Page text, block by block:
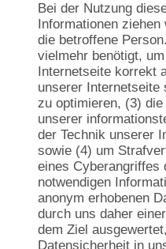
Bei der Nutzung
Informationen
die betroffene
vielmehr benötigt,
Internetseite korrekt
unserer Internetseite
zu optimieren, (3)
unserer
der Technik unserer
sowie (4) um
eines Cyberangriffes
notwendigen
anonym erhobenen
durch uns daher
dem Ziel
Datensicherheit in